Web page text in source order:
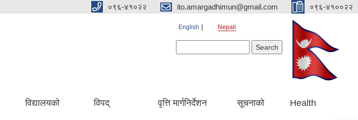
०९६-४१०२२ ito.amargadhimun@gmail.com ०९६-४१००२२
English Nepali
विद्यालयको विपद् वृत्ति मार्गनिर्देशन सूचनाको Health